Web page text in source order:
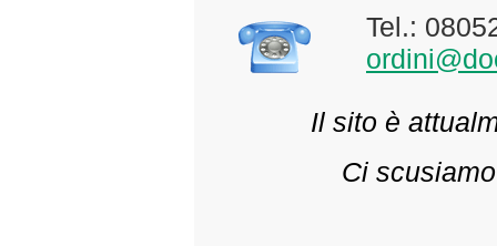
Tel.:
Il sito è
Ci